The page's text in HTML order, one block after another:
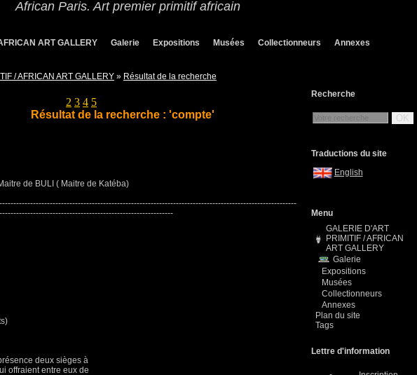
African Paris. Art premier primitif africain
ART GALLERY Galerie Expositions Musées Collectionneurs Annexes
/ AFRICAN ART GALLERY » Résultat de la recherche
2 3 4 5
Résultat de la recherche : 'compte'
de BULI ( Maitre de Katéba)
deux sièges à
offraient entre eux de
Recherche
OK
Traductions du site
English
Menu
GALERIE D'ART
PRIMITIF / AFRICAN
ART GALLERY
Galerie
Expositions
Musées
Collectionneurs
Annexes
Plan du site
Tags
Lettre d'information